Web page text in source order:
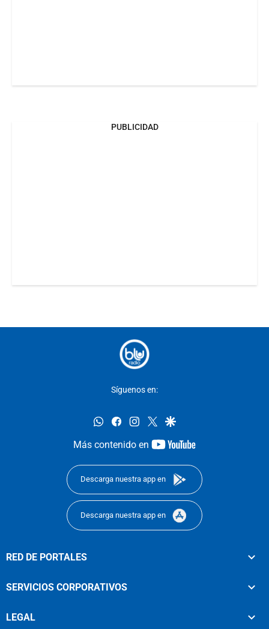
PUBLICIDAD
Síguenos en:
whatsappfacebookinstagram
twittergoogle
Más contenido en
youtube-
Descarga nuestra app en
Descarga nuestra app en
RED DE PORTALES
SERVICIOS CORPORATIVOS
LEGAL